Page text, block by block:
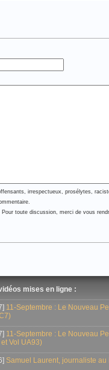
irrespectueux, prosélytes,
toute discussion, merci de vous
mises en ligne :
11-Septembre : Le Nouveau
11-Septembre : Le Nouveau
Vol UA93)
Samuel Laurent, journaliste au